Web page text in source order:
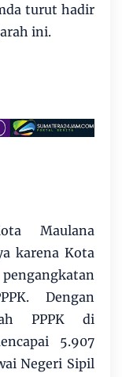
turut hadir
ini.
Maulana
karena Kota
Dengan
PPPK di
5.907
Negeri Sipil